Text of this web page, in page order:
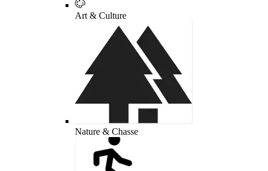
Art & Culture
Nature & Chasse